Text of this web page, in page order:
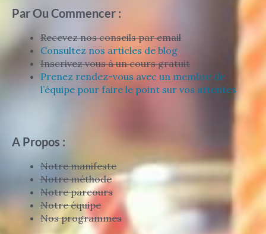
Par Ou Commencer :
Recevez nos conseils par email
Consultez nos articles de blog
Inscrivez vous à un cours gratuit
Prenez rendez-vous avec un membre de
l’équipe pour faire le point sur vos attentes
A Propos :
Notre manifeste
Notre méthode
Notre parcours
Notre équipe
Nos programmes